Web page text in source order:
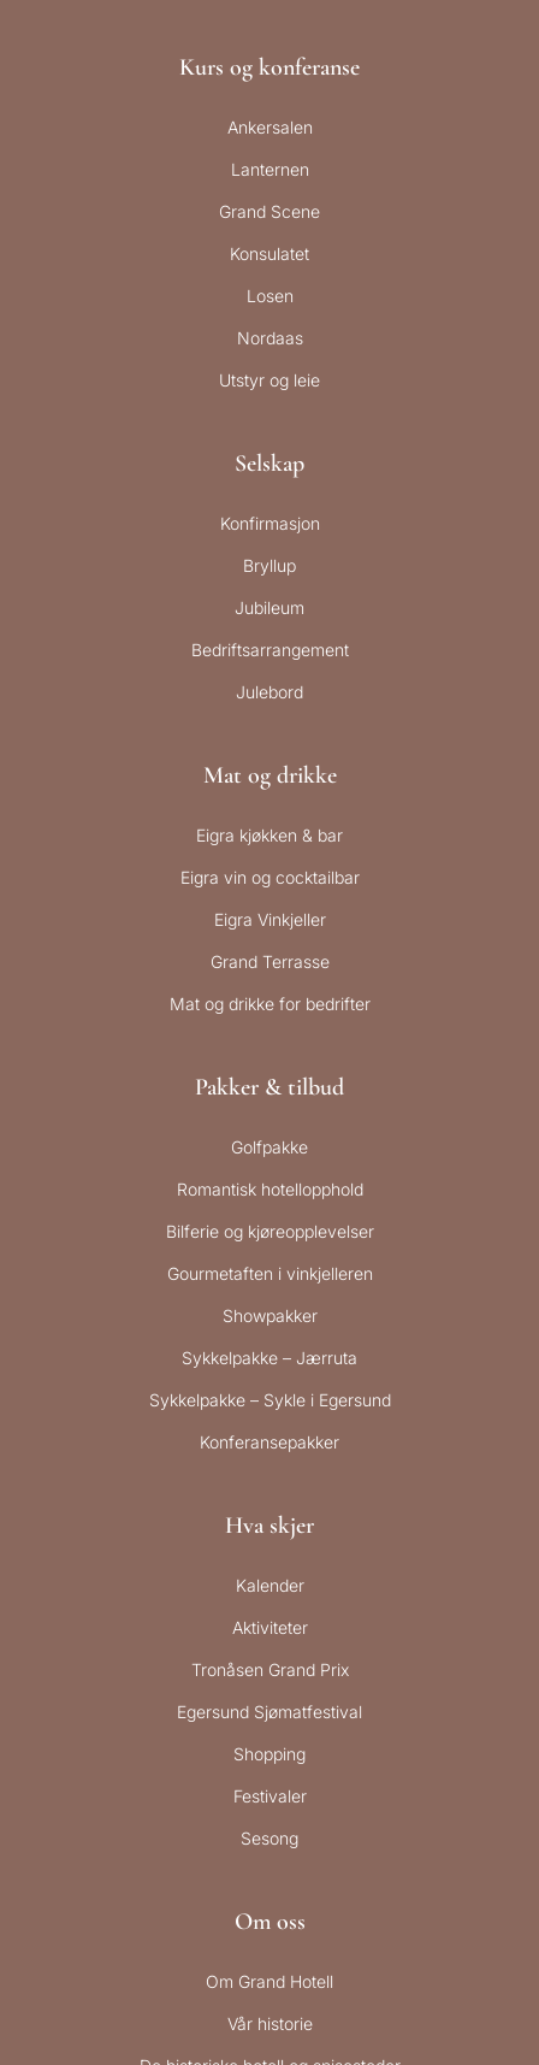
Kurs og konferanse
Ankersalen
Lanternen
Grand Scene
Konsulatet
Losen
Nordaas
Utstyr og leie
Selskap
Konfirmasjon
Bryllup
Jubileum
Bedriftsarrangement
Julebord
Mat og drikke
Eigra kjøkken & bar
Eigra vin og cocktailbar
Eigra Vinkjeller
Grand Terrasse
Mat og drikke for bedrifter
Pakker & tilbud
Golfpakke
Romantisk hotellopphold
Bilferie og kjøreopplevelser
Gourmetaften i vinkjelleren
Showpakker
Sykkelpakke – Jærruta
Sykkelpakke – Sykle i Egersund
Konferansepakker
Hva skjer
Kalender
Aktiviteter
Tronåsen Grand Prix
Egersund Sjømatfestival
Shopping
Festivaler
Sesong
Om oss
Om Grand Hotell
Vår historie